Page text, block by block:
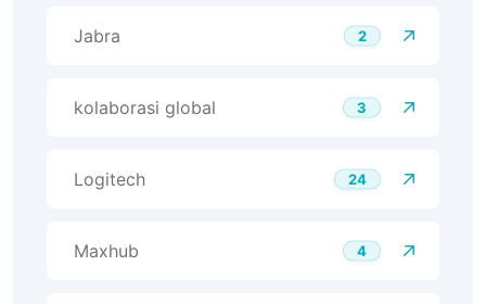
Jabra 2
kolaborasi global 3
Logitech 24
Maxhub 4